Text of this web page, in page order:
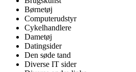
Børnetøj
Computerudstyr
Cykelhandlere
Dametøj
Datingsider
Den søde tand
Diverse IT sider